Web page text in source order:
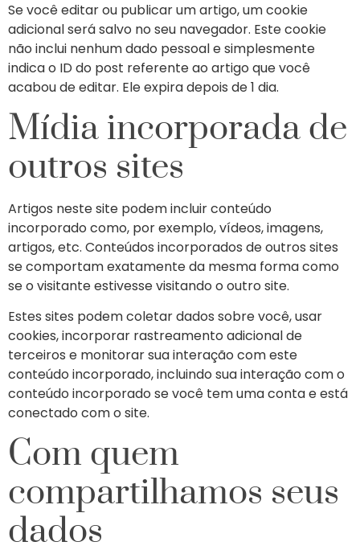
Se você editar ou publicar um artigo, um cookie
adicional será salvo no seu navegador. Este cookie
não inclui nenhum dado pessoal e simplesmente
indica o ID do post referente ao artigo que você
acabou de editar. Ele expira depois de 1 dia.
Mídia incorporada de
outros sites
Artigos neste site podem incluir conteúdo
incorporado como, por exemplo, vídeos, imagens,
artigos, etc. Conteúdos incorporados de outros sites
se comportam exatamente da mesma forma como
se o visitante estivesse visitando o outro site.
Estes sites podem coletar dados sobre você, usar
cookies, incorporar rastreamento adicional de
terceiros e monitorar sua interação com este
conteúdo incorporado, incluindo sua interação com o
conteúdo incorporado se você tem uma conta e está
conectado com o site.
Com quem
compartilhamos seus
dados